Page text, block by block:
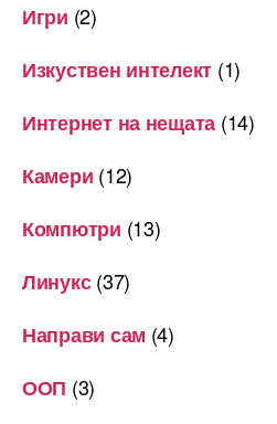
Игри (2)
Изкуствен интелект (1)
Интернет на нещата (14)
Камери (12)
Компютри (13)
Линукс(37)
Направи сам (4)
ООП (3)